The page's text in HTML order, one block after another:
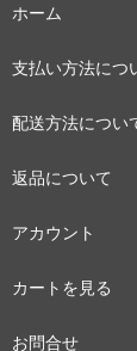
ホーム
支払い方法につ
配送方法につい
返品について
アカウント
カートを見る
お問合せ